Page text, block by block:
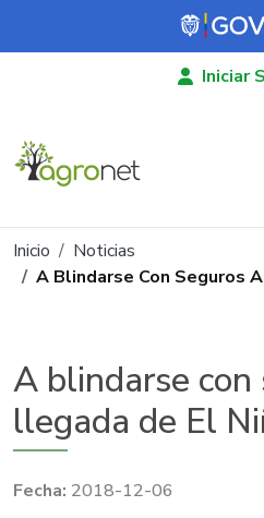
Pasar al contenido principal
Iniciar
Ruta de navegación
Inicio
Noticias
A Blindarse Con Seguros
A blindarse
llegada de El
2018-12-06